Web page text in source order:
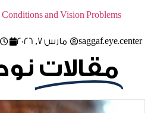
Conditions and Vision Problems
saggaf.eye.center مارس 7, 2026
مقالات